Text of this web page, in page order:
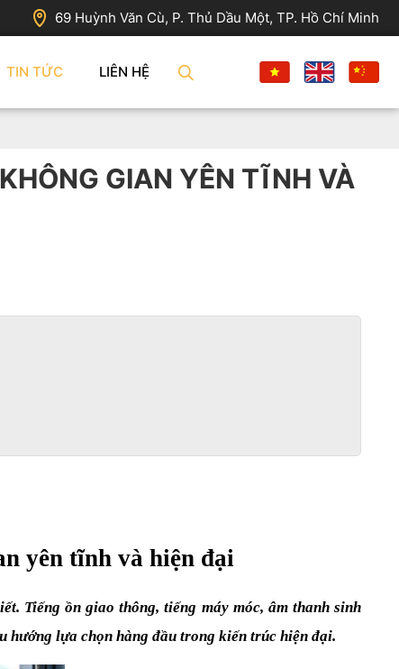
69 Huỳnh Văn Cù, P. Thủ Dầu Một, TP. Hồ Chí Minh
TIN TỨC LIÊN HỆ
GIAN YÊN TĨNH VÀ
yên tĩnh và hiện đại
Tiếng ồn giao thông, tiếng máy móc, âm thanh sinh
hướng lựa chọn hàng đầu trong kiến trúc hiện đại.